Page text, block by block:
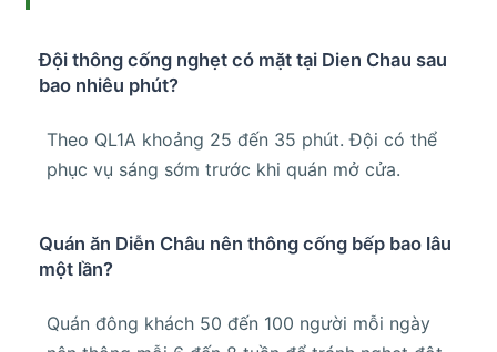
Đội thông cống nghẹt có mặt tại Dien Chau sau
bao nhiêu phút?
Theo QL1A khoảng 25 đến 35 phút. Đội có thể
phục vụ sáng sớm trước khi quán mở cửa.
Quán ăn Diễn Châu nên thông cống bếp bao lâu
một lần?
Quán đông khách 50 đến 100 người mỗi ngày